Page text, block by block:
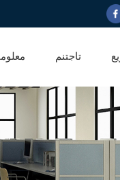
تاجتنم